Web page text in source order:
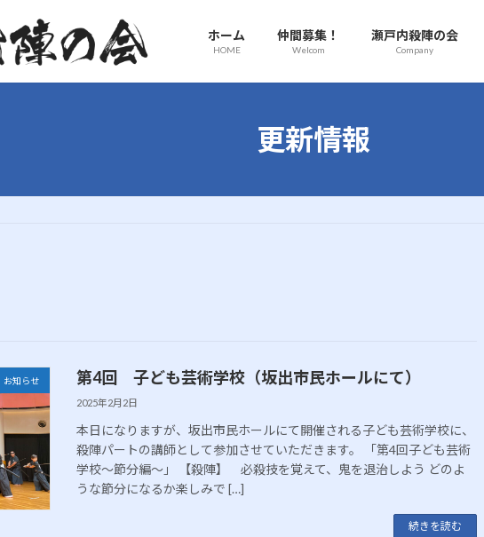
ホーム
HOME
仲間募集！
Welcom
瀬戸内殺陣の会
Company
更新情報
お知らせ 第4回 子ども芸術学校（坂出市民ホールにて）
2025年2月2日
本日になりますが、坂出市民ホールにて開催される子ども芸術学校に、
殺陣パートの講師として参加させていただきます。 「第4回子ども芸術
学校～節分編～」 【殺陣】 必殺技を覚えて、鬼を退治しよう どのよ
うな節分になるか楽しみで […]
続きを読む